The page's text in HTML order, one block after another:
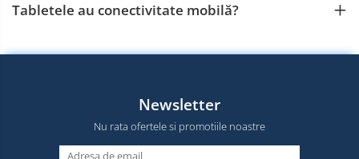
Tabletele au conectivitate mobilă?
Newsletter
Nu rata ofertele si promotiile noastre